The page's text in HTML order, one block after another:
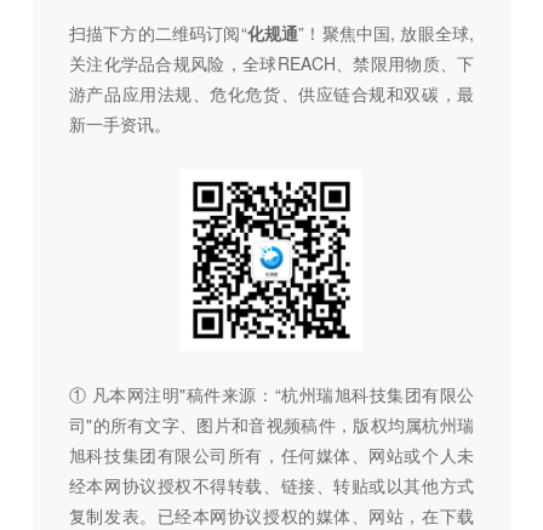
扫描下方的二维码订阅“化规通”！聚焦中国, 放眼全球,
关注化学品合规风险，全球REACH、禁限用物质、下
游产品应用法规、危化危货、供应链合规和双碳，最
新一手资讯。
① 凡本网注明"稿件来源：“杭州瑞旭科技集团有限公
司"的所有文字、图片和音视频稿件，版权均属杭州瑞
旭科技集团有限公司所有，任何媒体、网站或个人未
经本网协议授权不得转载、链接、转贴或以其他方式
复制发表。已经本网协议授权的媒体、网站，在下载